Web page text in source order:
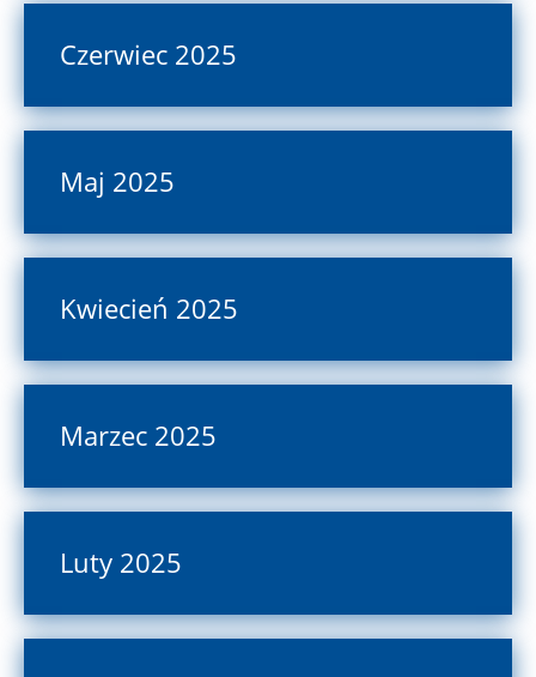
Czerwiec 2025
Maj 2025
Kwiecień 2025
Marzec 2025
Luty 2025